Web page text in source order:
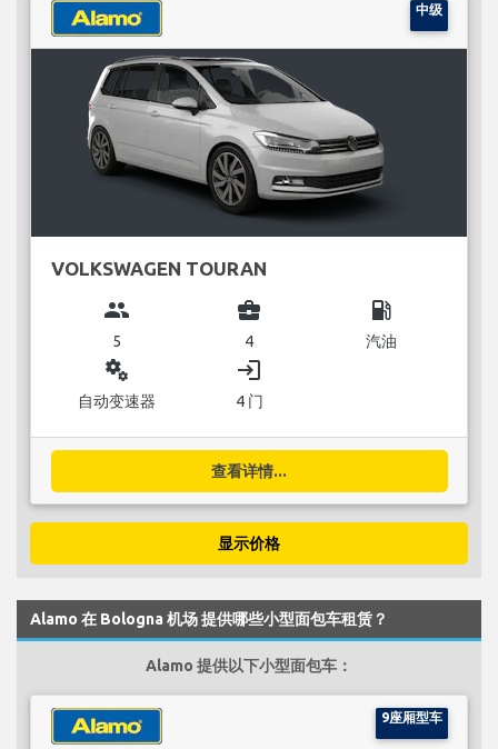
中级
VOLKSWAGEN TOURAN
group
5
business_center
4
local_gas_station
汽油
miscellaneous_services
自动变速器
login
4 门
查看详情...
显示价格
Alamo 在 Bologna 机场 提供哪些小型面包车租赁？
Alamo 提供以下小型面包车：
9座厢型车